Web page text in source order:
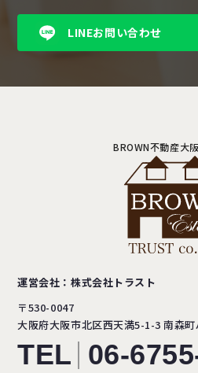
LINEお問い合わせ
BROWN不動産大
運営会社：株式会社トラスト
〒530-0047
大阪府大阪市北区西天満5-1-3南森
TEL 06-